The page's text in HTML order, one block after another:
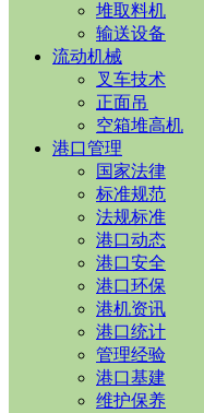
堆取料机
输送设备
流动机械
叉车技术
正面吊
空箱堆高机
港口管理
国家法律
标准规范
法规标准
港口动态
港口安全
港口环保
港机资讯
港口统计
管理经验
港口基建
维护保养